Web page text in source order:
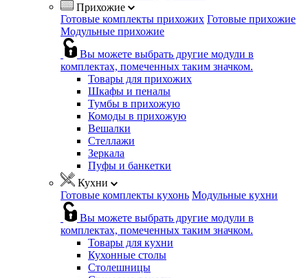
Прихожие
Готовые комплекты прихожих Готовые прихожие
Модульные прихожие
Вы можете выбрать другие модули в
комплектах, помеченных таким значком.
Товары для прихожих
Шкафы и пеналы
Тумбы в прихожую
Комоды в прихожую
Вешалки
Стеллажи
Зеркала
Пуфы и банкетки
Кухни
Готовые комплекты кухонь Модульные кухни
Вы можете выбрать другие модули в
комплектах, помеченных таким значком.
Товары для кухни
Кухонные столы
Столешницы